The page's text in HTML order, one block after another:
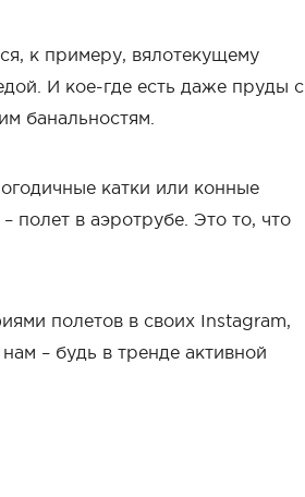
к примеру, вялотекущему
И кое-где есть даже пруды с
банальностям.
катки или конные
полет в аэротрубе. Это то, что
полетов в своих Instagram,
– будь в тренде активной